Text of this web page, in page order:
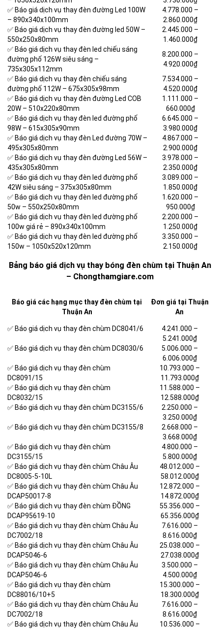
✅ Báo giá dịch vụ thay đèn đường Led 100W
– 890x340x100mm
4.778.000 –
2.860.000₫
✅ Báo giá dịch vụ thay đèn đường led 50W –
550x250x80mm
2.445.000 –
1.460.000₫
✅ Báo giá dịch vụ thay đèn led chiếu sáng
đường phố 126W siêu sáng –
735x305x112mm
8.200.000 –
4.920.000₫
✅ Báo giá dịch vụ thay đèn chiếu sáng
đường phố 112W – 675x305x98mm
7.534.000 –
4.520.000₫
✅ Báo giá dịch vụ thay đèn đường Led COB
20W – 510x220x80mm
1.111.000 –
660.000₫
✅ Báo giá dịch vụ thay đèn led đường phố
98W – 615x305x90mm
6.645.000 –
3.980.000₫
✅ Báo giá dịch vụ thay đèn Led đường 70W –
495x305x80mm
4.867.000 –
2.900.000₫
✅ Báo giá dịch vụ thay đèn đường Led 56W –
435x305x80mm
3.978.000 –
2.350.000₫
✅ Báo giá dịch vụ thay đèn led đường phố
42W siêu sáng – 375x305x80mm
3.089.000 –
1.850.000₫
✅ Báo giá dịch vụ thay đèn led đường phố
50w – 550x250x80mm
1.620.000 –
950.000₫
✅ Báo giá dịch vụ thay đèn led đường phố
100w giá rẻ – 890x340x100mm
2.200.000 –
1.250.000₫
✅ Báo giá dịch vụ thay đèn led đường phố
150w – 1050x520x120mm
3.350.000 –
2.150.000₫
Bảng báo giá dịch vụ thay bóng đèn chùm tại Thuận An
– Chongthamgiare.com
Báo giá các hạng mục thay đèn chùm tại
Thuận An
Đơn giá tại Thuận
An
✅ Báo giá dịch vụ thay đèn chùm DC8041/6
4.241.000 –
5.241.000₫
✅ Báo giá dịch vụ thay đèn chùm DC8030/6
5.006.000 –
6.006.000₫
✅ Báo giá dịch vụ thay đèn chùm
DC8091/15
10.793.000 –
11.793.000₫
✅ Báo giá dịch vụ thay đèn chùm
DC8032/15
11.588.000 –
12.588.000₫
✅ Báo giá dịch vụ thay đèn chùm DC3155/6
2.250.000 –
3.250.000₫
✅ Báo giá dịch vụ thay đèn chùm DC3155/8
2.668.000 –
3.668.000₫
✅ Báo giá dịch vụ thay đèn chùm
DC3155/15
4.800.000 –
5.800.000₫
✅ Báo giá dịch vụ thay đèn chùm Châu Âu
DC8005-5-10L
48.012.000 –
58.012.000₫
✅ Báo giá dịch vụ thay đèn chùm Châu Âu
DCAP50017-8
12.872.000 –
14.872.000₫
✅ Báo giá dịch vụ thay đèn chùm ĐỒNG
DCAP95619-10
55.356.000 –
65.356.000₫
✅ Báo giá dịch vụ thay đèn chùm Châu Âu
DC7002/18
7.616.000 –
8.616.000₫
✅ Báo giá dịch vụ thay đèn chùm Châu Âu
DCAP5046-6
25.038.000 –
27.038.000₫
✅ Báo giá dịch vụ thay đèn chùm Châu Âu
DCAP5046-6
3.500.000 –
4.500.000₫
✅ Báo giá dịch vụ thay đèn chùm
DC88016/10+5
15.300.000 –
18.300.000₫
✅ Báo giá dịch vụ thay đèn chùm Châu Âu
DC7002/18
7.616.000 –
8.616.000₫
✅ Báo giá dịch vụ thay đèn chùm Châu Âu
10.536.000 –